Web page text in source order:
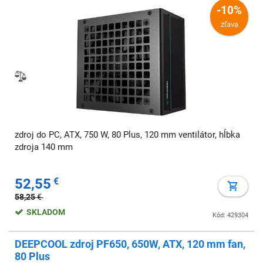
-10%
zľava
zdroj do PC, ATX, 750 W, 80 Plus, 120 mm ventilátor, hĺbka
zdroja 140 mm
52,55 €
58,25€
Kód: 429304
SKLADOM
DEEPCOOL zdroj PF650, 650W, ATX, 120 mm fan,
80 Plus